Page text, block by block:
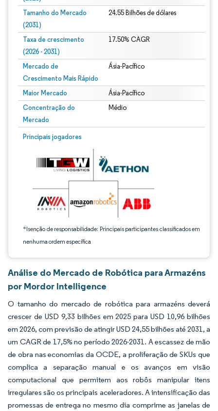
Tamanho do Mercado
(2031)
24.55 Bilhões de dólares
Taxa de crescimento
(2026 - 2031)
17.50% CAGR
Mercado de
Crescimento Mais Rápido
Ásia-Pacífico
Maior Mercado Ásia-Pacífico
Concentração do
Mercado
Médio
Principais jogadores
*Isenção de responsabilidade: Principais participantes classificados em
nenhuma ordem específica
Imagem © Mordor Intelligence. O reuso requer atribuição conforme CC BY 4.0.
Análise do Mercado de Robótica para Armazéns
por Mordor Intelligence
O tamanho do mercado de robótica para armazéns deverá
crescer de USD 9,33 bilhões em 2025 para USD 10,96 bilhões
em 2026, com previsão de atingir USD 24,55 bilhões até 2031, a
um CAGR de 17,5% no período 2026-2031. A escassez de mão
de obra nas economias da OCDE, a proliferação de SKUs que
complica a separação manual e os avanços em visão
computacional que permitem aos robôs manipular itens
irregulares são os principais aceleradores. A intensificação das
promessas de entrega no mesmo dia comprime as janelas de